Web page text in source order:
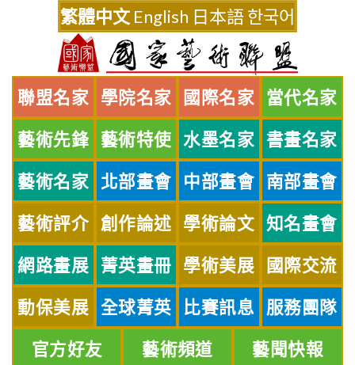
繁體中文 English 日本語한국어
聯盟名家 學院名家 國際名家 當代名家
藝術先鋒 藝術特使 水墨名家 書畫名家
藝術名家 北部畫會 中部畫會 南部畫會
藝術評介 創作論述 學術論文 知名畫會
網路畫展 菁英畫冊 學術美展 國際交流
動保美展 全球菁英 比賽訊息 服務團隊
官方好友 藝術頻道 藝聞快報